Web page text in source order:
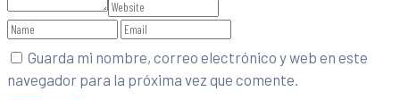
Guarda mi nombre, correo electrónico y web en este
navegador para la próxima vez que comente.